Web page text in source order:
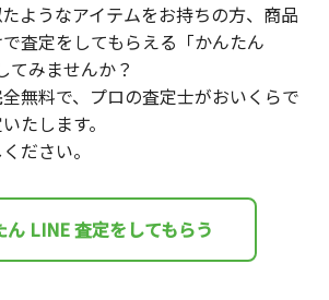
ようなアイテムをお持ちの方、商品
査定をしてもらえる「かんたん
てみませんか？
無料で、プロの査定士がおいくらで
たします。
ださい。
ん LINE 査定をしてもらう